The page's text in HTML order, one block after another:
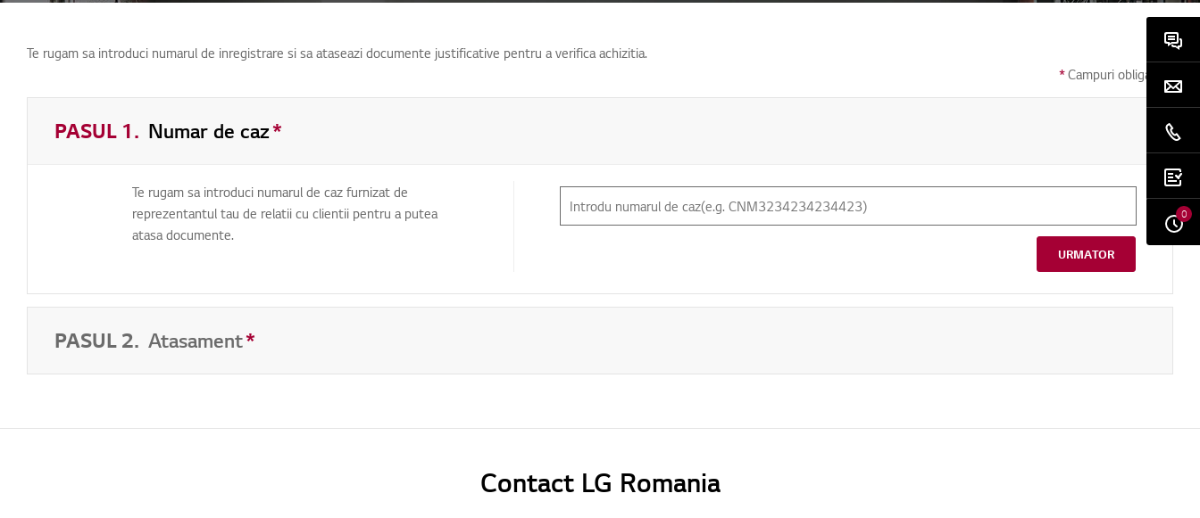
Te rugam sa introduci numarul de inregistrare si sa ataseazi documente justificative pentru a verifica achizitia.
*Campuri obligatorii
PASUL 1. Numar de cazCampuri obligatorii
*
Te rugam sa introduci numarul de caz furnizat de
reprezentantul tau de relatii cu clientii pentru a putea
atasa documente.
URMATOR
PASUL 2. AtasamentCampuri obligatorii
*
Contact LG Romania
0